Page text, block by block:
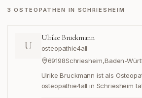
3 OSTEOPATHEN IN SCHRIESHEIM
U
Ulrike Bruckmann
osteopathie4all
69198Schriesheim,Baden-
Ulrike Bruckmann ist als
osteopathie4all in Schriesheim